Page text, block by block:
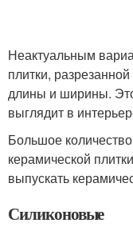
Неактуальным
плитки,
длины и ширины.
выглядит в
Большое
керамической
выпускать
Силиконовые